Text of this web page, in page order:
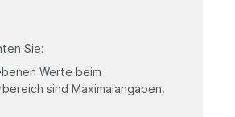
Sie:
Werte beim
sind Maximalangaben.